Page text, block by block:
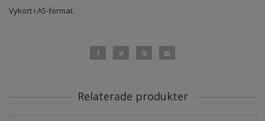
Vykort i A5-format.
Relaterade produkter